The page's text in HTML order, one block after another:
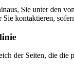
Sie unter den
kontaktieren,
der Seiten, die die